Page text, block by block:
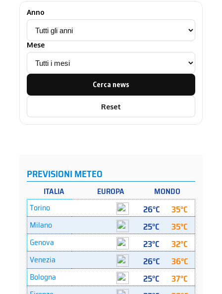
Anno
Mese
Cerca news
Reset